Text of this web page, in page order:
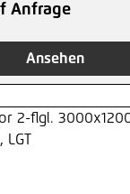
Anfrage
Ansehen